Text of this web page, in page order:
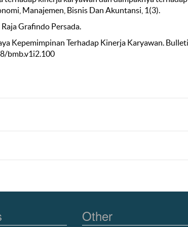
Manajemen, Bisnis Dan Akuntansi, 1(3).
Grafindo Persada.
Kepemimpinan Terhadap Kinerja Karyawan.
bmb.v1i2.100
Other